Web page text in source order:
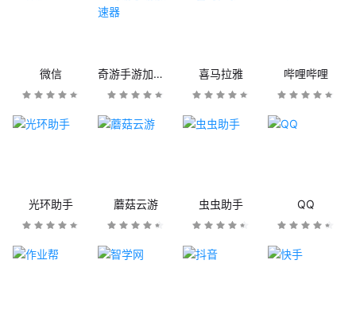
微信 奇游手游加速器 喜马拉雅 哔哩哔哩
光环助手 蘑菇云游 虫虫助手 QQ